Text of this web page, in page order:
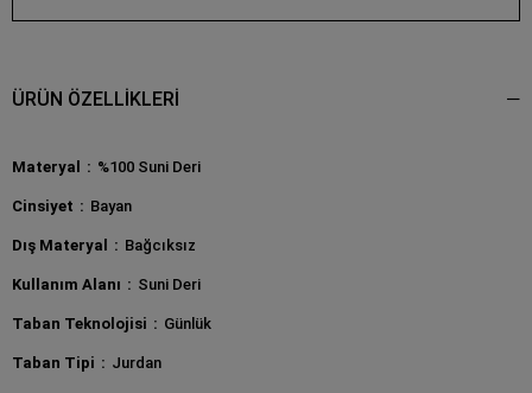
ÜRÜN ÖZELLIKLERI
Materyal %100 Suni Deri
Cinsiyet Bayan
Dış Materyal Bağcıksız
Kullanım Alanı Suni Deri
Taban Teknolojisi Günlük
Taban Tipi Jurdan